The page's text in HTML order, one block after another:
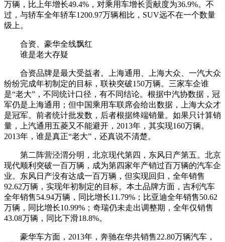
万辆，比上年增长49.4%，对乘用车增长贡献度为36.9%。不
过，与轿车全年轿车1200.97万辆相比，SUV远不在一个数量
级上。
合资、豪华全线飘红
谁是老大存疑
合资品牌是最大受益者。上海通用、上海大众、一汽大众
纷纷完成年初制定的目标，联袂突破150万辆。三家车企谁
是“老大”，不同统计口径，有不同结论。根据中汽协数据，冠
军仍是上海通用；但中国乘用车联席会给出数据，上海大众才
是冠军。前者统计批发数，后者根据终端销量。如果只计算销
量，上汽通用五菱又不能避开，2013年，其实现160万辆。
2013年，谁是真正“老大”，还真说不清楚。
第二阵营泾渭分明，北京现代第四，东风日产第五。北京
现代顺利突破一百万辆，成为第四家年产销过百万辆的汽车企
业。东风日产没有达成一百万辆，但实现回归，全年销售
92.62万辆，实现年初制定的目标。本土品牌方面，吉利汽车
全年销售54.94万辆，同比增长11.79%；比亚迪全年销售50.62
万辆，同比增长10.99%；奇瑞仍未走出调整期，全年仅销售
43.08万辆，同比下滑18.8%。
豪华车方面，2013年，奔驰在华共销售22.80万辆汽车，